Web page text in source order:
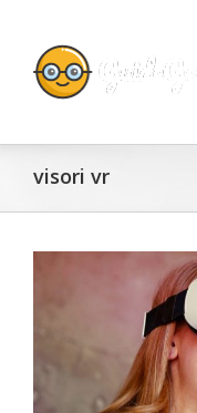
visori vr